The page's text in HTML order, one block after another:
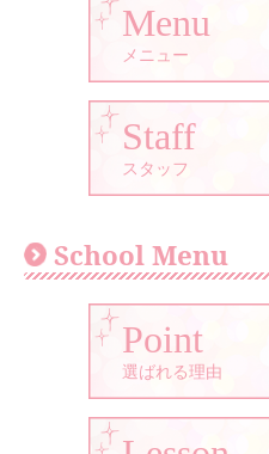
Menu
メニュー
Staff
スタッフ
School Menu
Point
選ばれる理由